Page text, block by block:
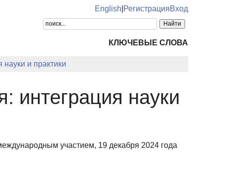
English РегистрацияВход
КЛЮЧЕВЫЕ СЛОВА
и практики
интеграция науки
участием, 19 декабря 2024 года